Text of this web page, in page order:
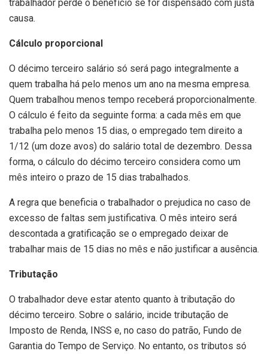
trabalhador perde o benefício se for dispensado com justa
causa.
Cálculo proporcional
O décimo terceiro salário só será pago integralmente a
quem trabalha há pelo menos um ano na mesma empresa.
Quem trabalhou menos tempo receberá proporcionalmente.
O cálculo é feito da seguinte forma: a cada mês em que
trabalha pelo menos 15 dias, o empregado tem direito a
1/12 (um doze avos) do salário total de dezembro. Dessa
forma, o cálculo do décimo terceiro considera como um
mês inteiro o prazo de 15 dias trabalhados.
A regra que beneficia o trabalhador o prejudica no caso de
excesso de faltas sem justificativa. O mês inteiro será
descontada a gratificação se o empregado deixar de
trabalhar mais de 15 dias no mês e não justificar a ausência.
Tributação
O trabalhador deve estar atento quanto à tributação do
décimo terceiro. Sobre o salário, incide tributação de
Imposto de Renda, INSS e, no caso do patrão, Fundo de
Garantia do Tempo de Serviço. No entanto, os tributos só